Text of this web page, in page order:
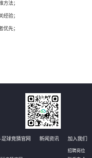
方法；
经验；
先；
球竞猜官网 新闻资讯 加入我们
招聘岗位